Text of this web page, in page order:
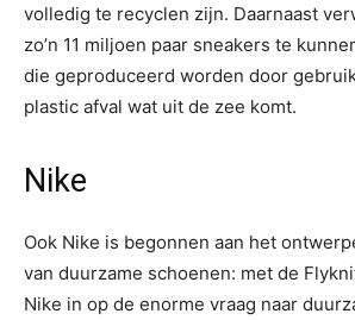
volledig te recyclen zijn. Daarnaast
zo’n 11 miljoen paar sneakers te
die geproduceerd worden door
plastic afval wat uit de zee komt.
Nike
Ook Nike is begonnen aan het
van duurzame schoenen: met de
Nike in op de enorme vraag naar